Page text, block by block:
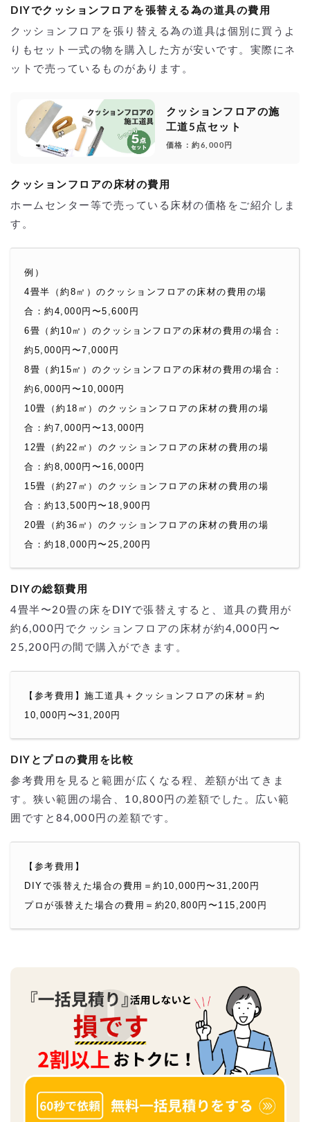
DIYでクッションフロアを張替える為の道具の費用
クッションフロアを張り替える為の道具は個別に買うよ
りもセット一式の物を購入した方が安いです。実際にネ
ットで売っているものがあります。
クッションフロアの施
工道5点セット
価格：約6,000円
クッションフロアの床材の費用
ホームセンター等で売っている床材の価格をご紹介しま
す。
例）
4畳半（約8㎡）のクッションフロアの床材の費用の場
合：約4,000円〜5,600円
6畳（約10㎡）のクッションフロアの床材の費用の場合：
約5,000円〜7,000円
8畳（約15㎡）のクッションフロアの床材の費用の場合：
約6,000円〜10,000円
10畳（約18㎡）のクッションフロアの床材の費用の場
合：約7,000円〜13,000円
12畳（約22㎡）のクッションフロアの床材の費用の場
合：約8,000円〜16,000円
15畳（約27㎡）のクッションフロアの床材の費用の場
合：約13,500円〜18,900円
20畳（約36㎡）のクッションフロアの床材の費用の場
合：約18,000円〜25,200円
DIYの総額費用
4畳半〜20畳の床をDIYで張替えすると、道具の費用が
約6,000円でクッションフロアの床材が約4,000円〜
25,200円の間で購入ができます。
【参考費用】施工道具＋クッションフロアの床材＝約
10,000円〜31,200円
DIYとプロの費用を比較
参考費用を見ると範囲が広くなる程、差額が出てきま
す。狭い範囲の場合、10,800円の差額でした。広い範
囲ですと84,000円の差額です。
【参考費用】
DIYで張替えた場合の費用＝約10,000円〜31,200円
プロが張替えた場合の費用＝約20,800円〜115,200円